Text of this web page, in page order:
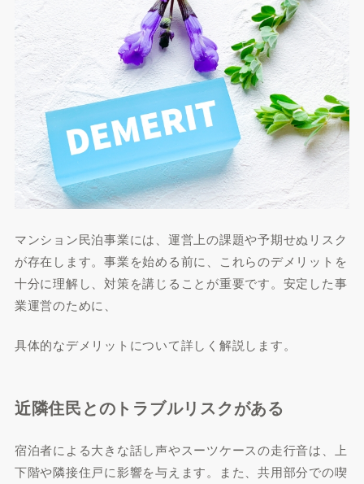
マンション民泊事業には、運営上の課題や予期せぬリスク
が存在します。事業を始める前に、これらのデメリットを
十分に理解し、対策を講じることが重要です。安定した事
業運営のために、
具体的なデメリットについて詳しく解説します。
近隣住民とのトラブルリスクがある
宿泊者による大きな話し声やスーツケースの走行音は、上
下階や隣接住戸に影響を与えます。また、共用部分での喫